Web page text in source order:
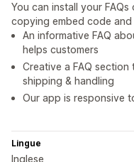
You can install your
copying embed code
An informative FAQ
helps customers
Creative a FAQ
shipping & handling
Our app is responsive
Lingue
Inglese